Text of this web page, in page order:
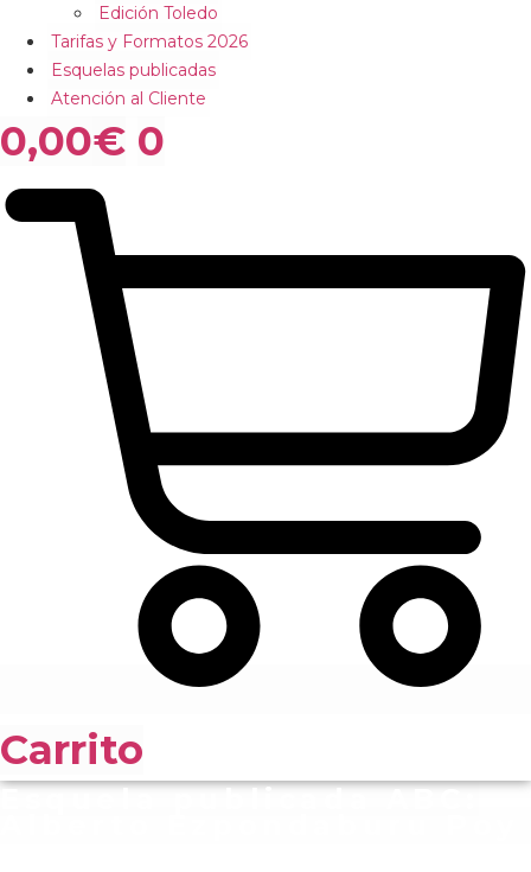
Edición Toledo
Tarifas y Formatos 2026
Esquelas publicadas
Atención al Cliente
0,00€ 0
Carrito